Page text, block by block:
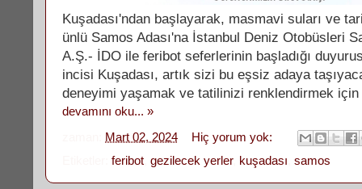
Kuşadası'ndan başlayarak, masmavi suları ve
ünlü Samos Adası'na İstanbul Deniz Otobüsleri
A.Ş.- İDO ile feribot seferlerinin başladığı
incisi Kuşadası, artık sizi bu eşsiz adaya
deneyimi yaşamak ve tatilinizi renklendirmek için
devamını oku... »
Mart 02, 2024
Hiç yorum yok:
feribot gezilecek yerler, kuşadası samos